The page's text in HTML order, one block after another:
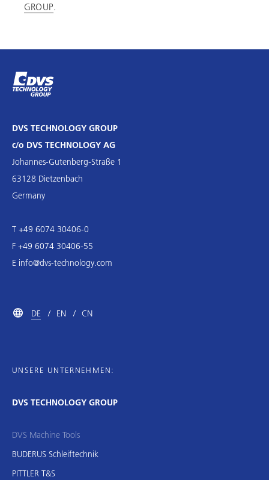
GROUP.
DVS TECHNOLOGY GROUP
c/o DVS TECHNOLOGY AG
Johannes-Gutenberg-Straße 1
63128 Dietzenbach
Germany
T +49 6074 30406-0
F +49 6074 30406-55
E info@dvs-technology.com
DE EN CN
UNSERE UNTERNEHMEN:
DVS TECHNOLOGY GROUP
DVS Machine Tools
BUDERUS Schleiftechnik
PITTLER T&S